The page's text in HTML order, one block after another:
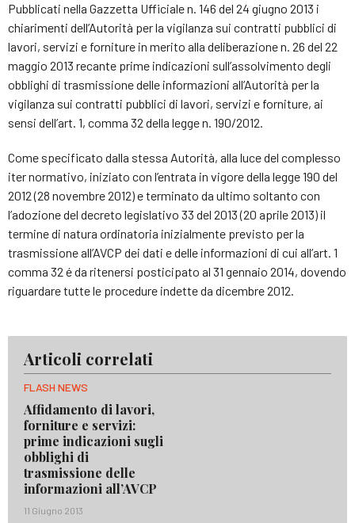
Pubblicati nella Gazzetta Ufficiale n. 146 del 24 giugno 2013 i
chiarimenti dell’Autorità per la vigilanza sui contratti pubblici di
lavori, servizi e forniture in merito alla deliberazione n. 26 del 22
maggio 2013 recante prime indicazioni sull’assolvimento degli
obblighi di trasmissione delle informazioni all’Autorità per la
vigilanza sui contratti pubblici di lavori, servizi e forniture, ai
sensi dell’art. 1, comma 32 della legge n. 190/2012.
Come specificato dalla stessa Autorità, alla luce del complesso
iter normativo, iniziato con l’entrata in vigore della legge 190 del
2012 (28 novembre 2012) e terminato da ultimo soltanto con
l’adozione del decreto legislativo 33 del 2013 (20 aprile 2013) il
termine di natura ordinatoria inizialmente previsto per la
trasmissione all’AVCP dei dati e delle informazioni di cui all’art. 1
comma 32 é da ritenersi posticipato al 31 gennaio 2014, dovendo
riguardare tutte le procedure indette da dicembre 2012.
Articoli correlati
FLASH NEWS
Affidamento di lavori,
forniture e servizi:
prime indicazioni sugli
obblighi di
trasmissione delle
informazioni all’AVCP
11 Giugno 2013